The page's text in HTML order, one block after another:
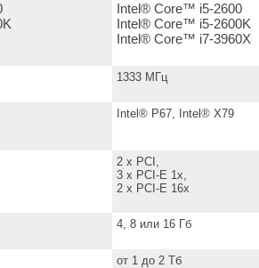
Intel® Core™ i5-2600
Intel® Core™ i5-2600K
Intel® Core™ i7-3960X
1333 МГц
Intel® P67, Intel® X79
2 x PCI,
3 x PCI-E 1x,
2 x PCI-E 16x
4, 8 или 16 Гб
от 1 до 2 Тб